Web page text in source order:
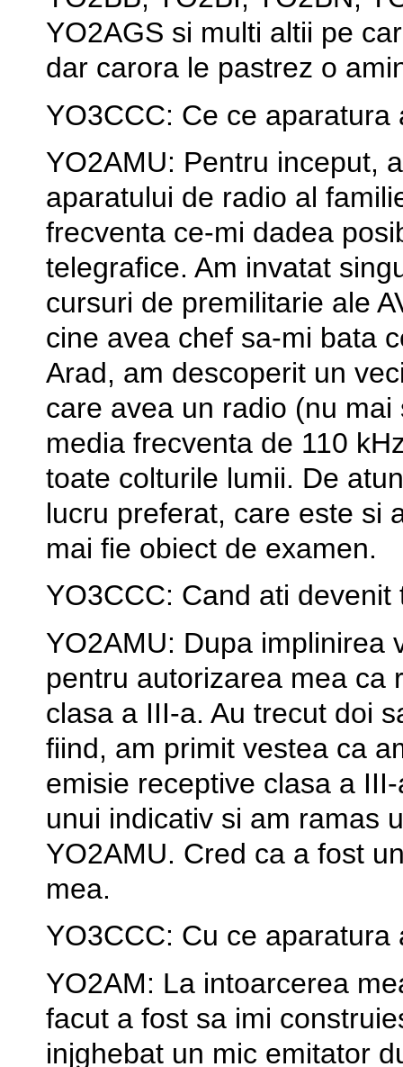
YO2AGS si multi altii pe
dar carora le pastrez o
YO3CCC: Ce ce
YO2AMU: Pentru inceput,
aparatului de radio al
frecventa ce-mi dadea
telegrafice. Am invatat
cursuri de premilitarie ale
cine avea chef sa-mi bata
Arad, am descoperit un
care avea un radio (nu
media frecventa de 110
toate colturile lumii. De
lucru preferat, care este si
mai fie obiect de examen.
YO3CCC: Cand ati
YO2AMU: Dupa implinirea
pentru autorizarea mea ca
clasa a III-a. Au trecut doi
fiind, am primit vestea ca
emisie receptive clasa a
unui indicativ si am ramas
YO2AMU. Cred ca a fost
mea.
YO3CCC: Cu ce
YO2AM: La intoarcerea
facut a fost sa imi
injghebat un mic emitator